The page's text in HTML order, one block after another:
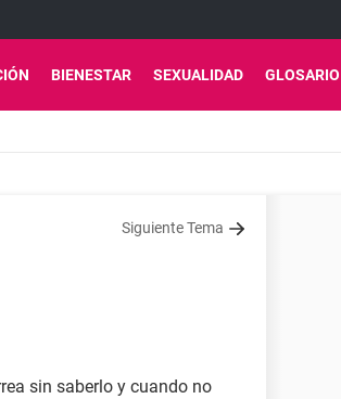
BIENESTAR SEXUALIDAD GLOSARIO
Siguiente Tema
sin saberlo y cuando no